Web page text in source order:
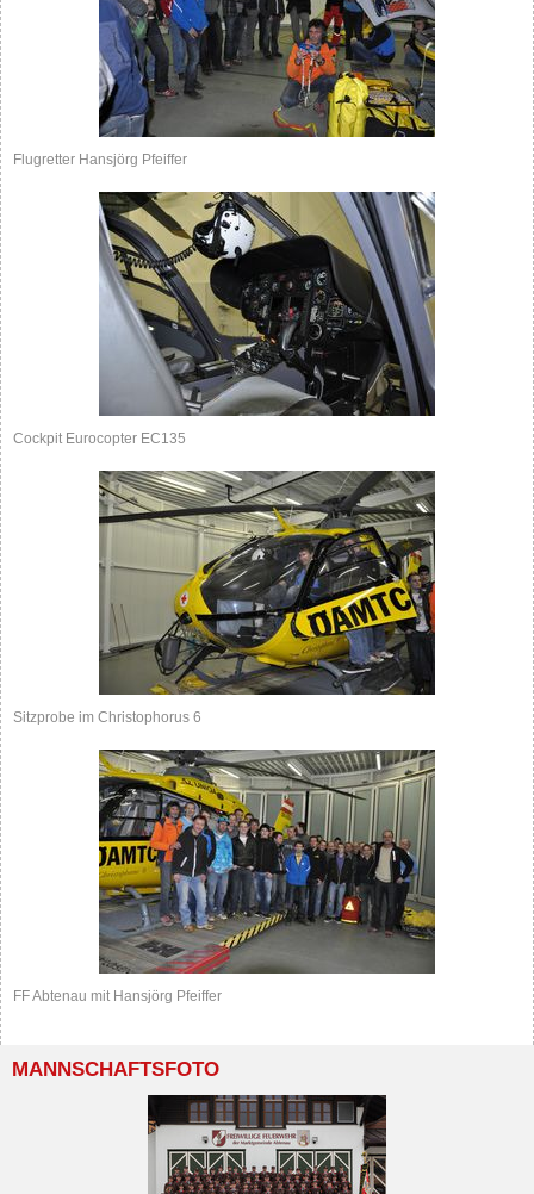
Flugretter Hansjörg Pfeiffer
Cockpit Eurocopter EC135
Sitzprobe im Christophorus 6
FF Abtenau mit Hansjörg Pfeiffer
MANNSCHAFTSFOTO